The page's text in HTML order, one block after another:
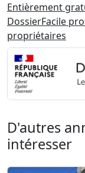
Entièrement
DossierFacile
propriétaires
D'autres
intéresser